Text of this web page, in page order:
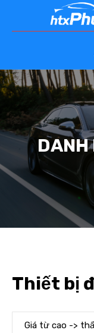
DANH
Thiết bị
Giá từ cao ->